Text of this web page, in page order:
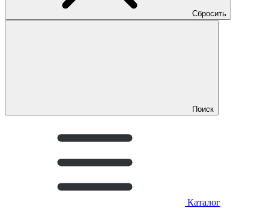
Сбросить
Поиск
Каталог